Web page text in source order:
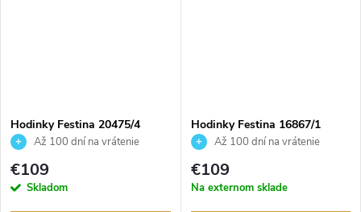
Hodinky Festina 20475/4
Až 100 dní na vrátenie
€109
Skladom
Hodinky Festina 16867/1
Až 100 dní na vrátenie
€109
Na externom sklade